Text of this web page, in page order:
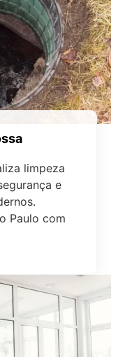
limpeza
e
Paulo com